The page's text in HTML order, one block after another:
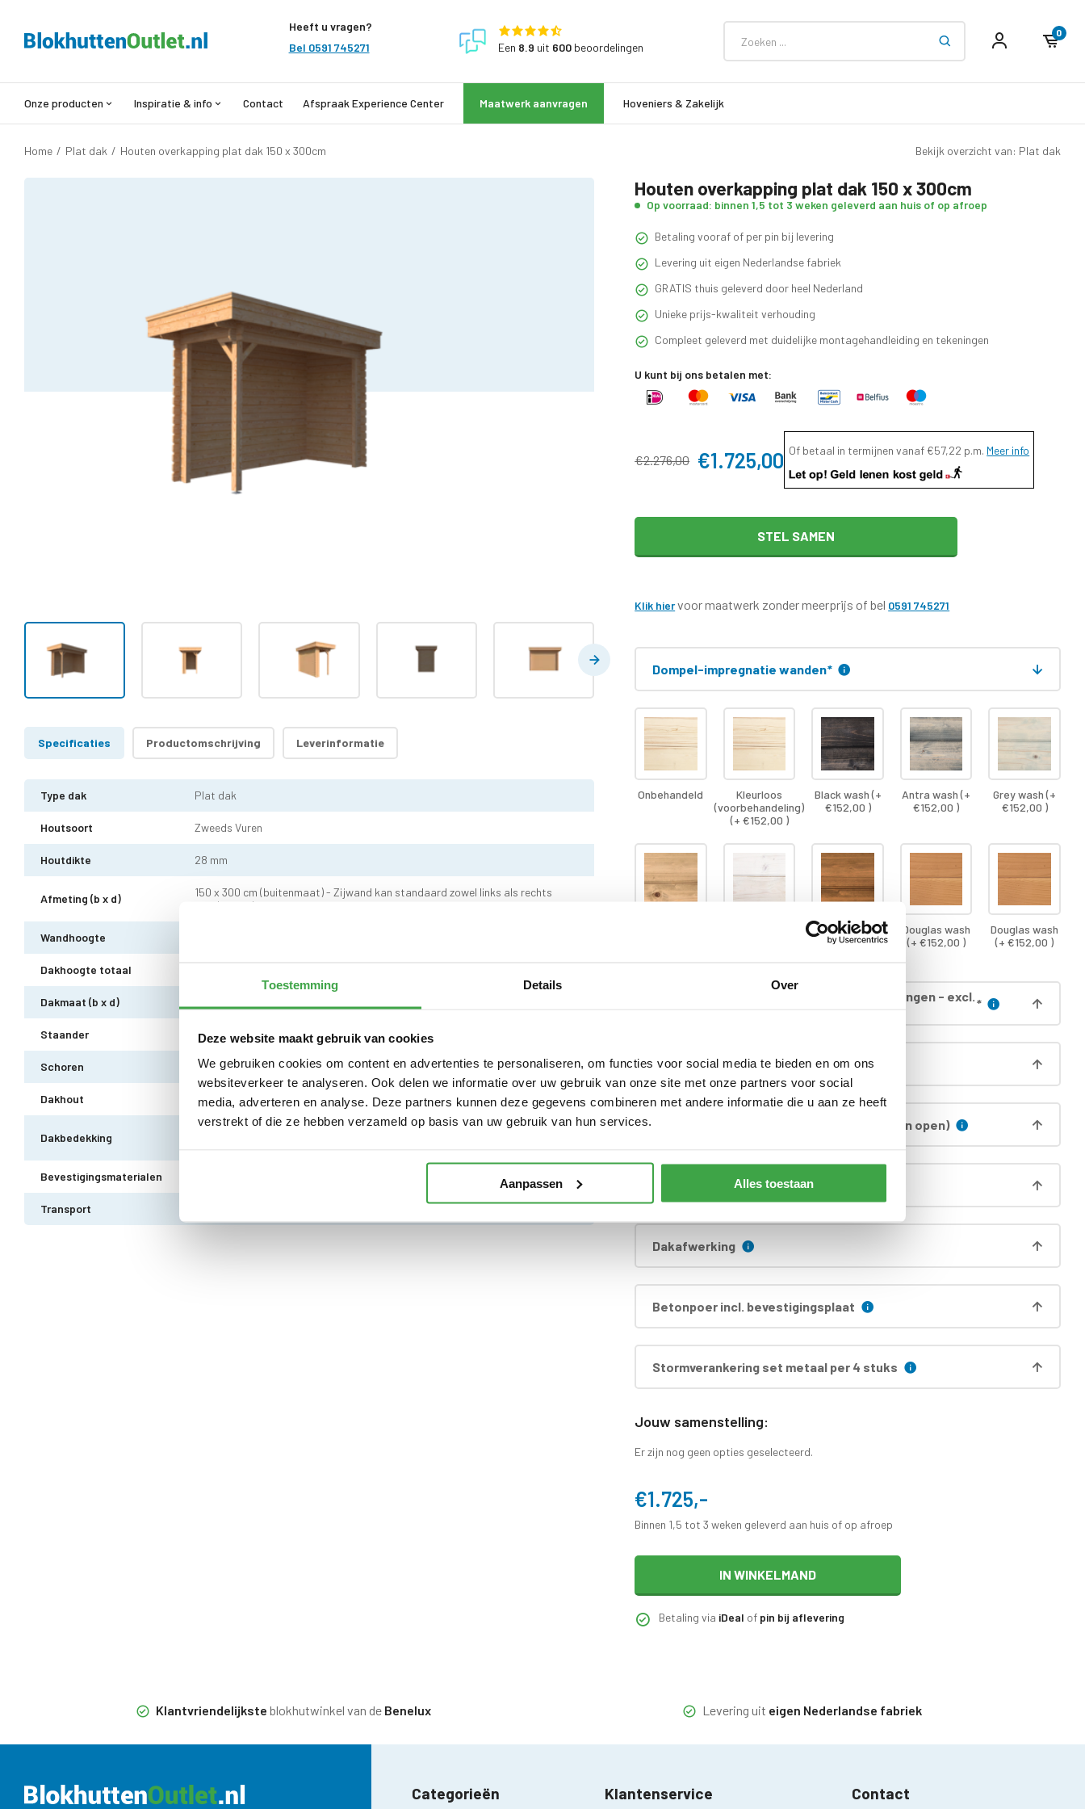
Toestemming Details Over
Deze website maakt gebruik van cookies
We gebruiken cookies om content en advertenties te personaliseren, om functies voor social media te bieden en om ons
websiteverkeer te analyseren. Ook delen we informatie over uw gebruik van onze site met onze partners voor social
media, adverteren en analyse. Deze partners kunnen deze gegevens combineren met andere informatie die u aan ze heeft
verstrekt of die ze hebben verzameld op basis van uw gebruik van hun services.
Aanpassen Alles toestaan
Heeft u vragen?
Bel 0591 745271
Een 8.9 uit 600beoordelingen
0
Onze producten Inspiratie & info Contact Afspraak Experience Center Maatwerk aanvragen Hoveniers & Zakelijk
Home / Plat dak / Houten overkapping plat dak 150 x 300cm Bekijk overzicht van: Plat dak
Specificaties Productomschrijving Leverinformatie
Type dak Plat dak
Houtsoort Zweeds Vuren
Houtdikte 28 mm
Afmeting (b x d)
150 x 300 cm (buitenmaat) - Zijwand kan standaard zowel links als rechts
worden geplaatst
Wandhoogte
Dakhoogte totaal
Dakmaat (b x d)
Staander 10 x 10 cm - 1 stuks incl. stelvoet
Schoren 7 x 7 cm - 2 stuks
Dakhout 18 mm dakhout
Dakbedekking
EPDM uit 1 stuk geleverd incl. kit, dakdoorvoer en regenpijp tot aan maaiveld -
Bevestigingsmaterialen
Transport
Houten overkapping plat dak 150 x 300cm
Op voorraad: binnen 1,5 tot 3 weken geleverd aan huis of op afroep
Betaling vooraf of per pin bij levering
Levering uit eigen Nederlandse fabriek
GRATIS thuis geleverd door heel Nederland
Unieke prijs-kwaliteit verhouding
Compleet geleverd met duidelijke montagehandleiding en tekeningen
U kunt bij ons betalen met:
€2.276,00 €1.725,00 Of betaal in termijnen vanaf €57,22 p.m. Meer info
STEL SAMEN
Klik hiervoor maatwerk zonder meerprijs of bel 0591 745271
Dompel-impregnatie wanden*
Onbehandeld
Kleurloos
(voorbehandeling)
(+ €152,00 )
Black wash (+
€152,00 )
Antra wash (+
€152,00 )
Grey wash (+
€152,00 )
Brown wash (+
€152,00 )
Douglas wash
(+ €152,00 )
Douglas wash
(+ €152,00 )
Dompel-impregnatie dak (incl. boei & gordingen - excl. *
Extra wandlaag (á 13,5cm hoog)
Extra dichte zijwand (alleen voorzijde is dan open)
Hardhouten funderingsprofielen
Dakafwerking
Betonpoer incl. bevestigingsplaat
Stormverankering set metaal per 4 stuks
Jouw samenstelling:
Er zijn nog geen opties geselecteerd.
€1.725,-
Binnen 1,5 tot 3 weken geleverd aan huis of op afroep
IN WINKELMAND
Betaling via iDeal of pin bij aflevering
Klantvriendelijkste blokhutwinkel van de Benelux Levering uit eigen Nederlandse fabriek
Categorieën Klantenservice Contact